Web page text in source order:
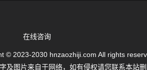
在线咨询
© 2023-2030 hnzaozhiji.com All rights
及图片来自于网络，如有侵权请您联系本站